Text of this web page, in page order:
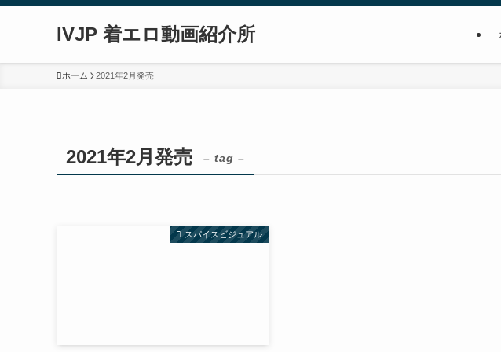
IVJP 着エロ動画紹介所
ホーム 2021年2月発売
2021年2月発売 – tag –
スパイスビジュアル